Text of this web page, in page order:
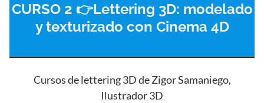
CURSO 2 👉Lettering 3D: modelado
y texturizado con Cinema 4D
Cursos de lettering 3D de Zigor Samaniego,
Ilustrador 3D